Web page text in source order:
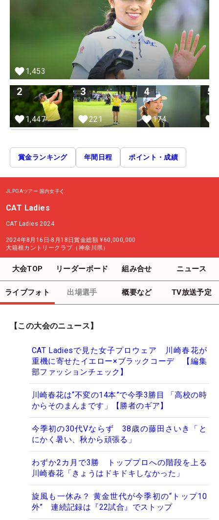
1,453
2
1,447
3
221
4
174
5
賞金ランキング 年間日程 ポイント・成績
JLPGAツアー 国内女子
CAT Ladies
CAT Ladies 2024
2024年8月16日-8月18日賞金総額 ¥60,000,000
大箱根カントリークラブ（神奈川県）
大会TOP リーダーボード 組み合せ ニュース
ライブフォト 出場選手 概要など TV放送予定
【この大会のニュース】
CAT Ladiesで見た女子プロウェア 川崎春花が
重機に寄せたイエロー×ブラックコーデ 【編集
部ファッションチェック】
川崎春花は“不変の14本”で今季3勝目 「高校の時
からそのまんまです」【勝者のギア】
今季初の30代Vならず 38歳の藤田さいき「と
にかく暑い、秋から頑張る」
わずか2カ月で3勝 トッププロへの階段を上る
川崎春花「きょうはドキドキしなかった」
旋風も一休み？ 黄金世代が今季初の“トップ10
外” 連続記録は『22試合』でストップ